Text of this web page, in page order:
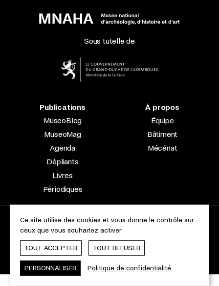
Sous tutelle de
Publications
MuseoBlog
MuseoMag
Agenda
Dépliants
Livres
Périodiques
À propos
Équipe
Bâtiment
Mécénat
2023 © Le Musée national d’archéologie, d’histoire et d’art |
À propos du site
Accessibilité
Charte des cookies
Ce site utilise des cookies et vous donne le contrôle sur
ceux que vous souhaitez activer
TOUT ACCEPTER TOUT REFUSER
PERSONNALISER Politique de confidentialité